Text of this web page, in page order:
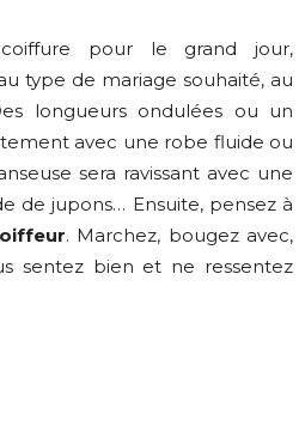
pour le grand jour,
type de mariage souhaité, au
longueurs ondulées ou un
avec une robe fluide ou
sera ravissant avec une
de jupons… Ensuite, pensez à
. Marchez, bougez avec,
sentez bien et ne ressentez